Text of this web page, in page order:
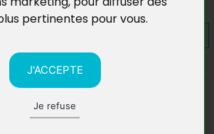
pertinentes pour vous.
J'ACCEPTE
Je refuse